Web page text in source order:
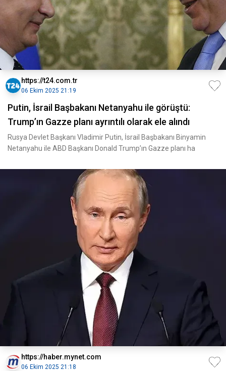
https://t24.com.tr
06 Ekim 2025 21:19
Putin, İsrail Başbakanı Netanyahu ile görüştü:
Trump’ın Gazze planı ayrıntılı olarak ele alındı
Rusya Devlet Başkanı Vladimir Putin, İsrail Başbakanı Binyamin
Netanyahu ile ABD Başkanı Donald Trump’ın Gazze planı ha
https://haber.mynet.com
06 Ekim 2025 21:18